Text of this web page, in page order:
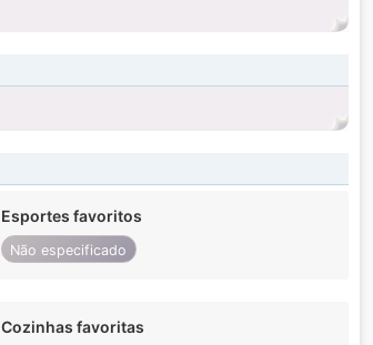
Esportes favoritos
Não especificado
Cozinhas favoritas